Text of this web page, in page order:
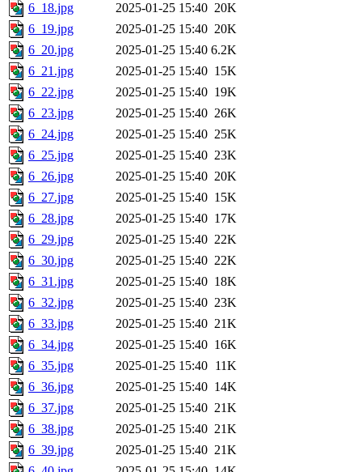
6_18.jpg
2025-01-25 15:40 20K
6_19.jpg
2025-01-25 15:40 20K
6_20.jpg
2025-01-25 15:40 6.2K
6_21.jpg
2025-01-25 15:40 15K
6_22.jpg
2025-01-25 15:40 19K
6_23.jpg
2025-01-25 15:40 26K
6_24.jpg
2025-01-25 15:40 25K
6_25.jpg
2025-01-25 15:40 23K
6_26.jpg
2025-01-25 15:40 20K
6_27.jpg
2025-01-25 15:40 15K
6_28.jpg
2025-01-25 15:40 17K
6_29.jpg
2025-01-25 15:40 22K
6_30.jpg
2025-01-25 15:40 22K
6_31.jpg
2025-01-25 15:40 18K
6_32.jpg
2025-01-25 15:40 23K
6_33.jpg
2025-01-25 15:40 21K
6_34.jpg
2025-01-25 15:40 16K
6_35.jpg
2025-01-25 15:40 11K
6_36.jpg
2025-01-25 15:40 14K
6_37.jpg
2025-01-25 15:40 21K
6_38.jpg
2025-01-25 15:40 21K
6_39.jpg
2025-01-25 15:40 21K